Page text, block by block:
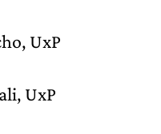
UxP
UxP